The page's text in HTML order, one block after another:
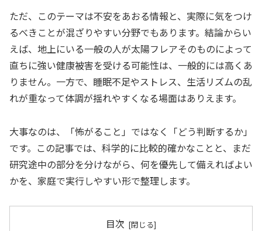
ただ、このテーマは不安をあおる情報と、実際に気をつけ
るべきことが混ざりやすい分野でもあります。結論からい
えば、地上にいる一般の人が太陽フレアそのものによって
直ちに強い健康被害を受ける可能性は、一般的には高くあ
りません。一方で、睡眠不足やストレス、生活リズムの乱
れが重なって体調が揺れやすくなる場面はありえます。
大事なのは、「怖がること」ではなく「どう判断するか」
です。この記事では、科学的に比較的確かなことと、まだ
研究途中の部分を分けながら、何を優先して備えればよい
かを、家庭で実行しやすい形で整理します。
目次